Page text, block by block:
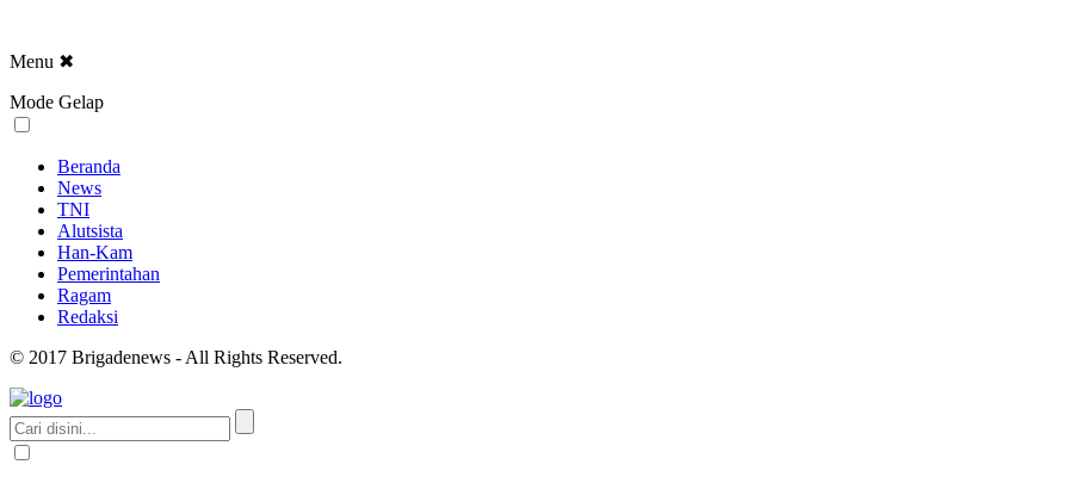
Menu ✖
Mode Gelap
Beranda
News
TNI
Alutsista
Han-Kam
Pemerintahan
Ragam
Redaksi
© 2017 Brigadenews - All Rights Reserved.